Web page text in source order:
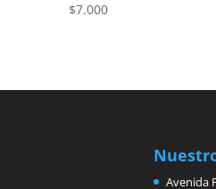
$7.000
Avenida